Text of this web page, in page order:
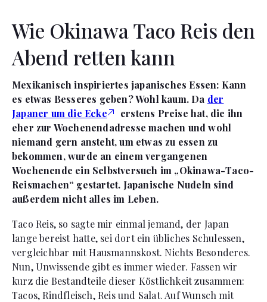
Wie Okinawa Taco Reis den
Abend retten kann
Mexikanisch inspiriertes japanisches Essen: Kann
es etwas Besseres geben? Wohl kaum. Da der
Japaner um die Ecke
erstens Preise hat, die ihn
eher zur Wochenendadresse machen und wohl
niemand gern ansteht, um etwas zu essen zu
bekommen, wurde an einem vergangenen
Wochenende ein Selbstversuch im „Okinawa-Taco-
Reismachen“ gestartet. Japanische Nudeln sind
außerdem nicht alles im Leben.
Taco Reis, so sagte mir einmal jemand, der Japan
lange bereist hatte, sei dort ein übliches Schulessen,
vergleichbar mit Hausmannskost. Nichts Besonderes.
Nun, Unwissende gibt es immer wieder. Fassen wir
kurz die Bestandteile dieser Köstlichkeit zusammen:
Tacos, Rindfleisch, Reis und Salat. Auf Wunsch mit